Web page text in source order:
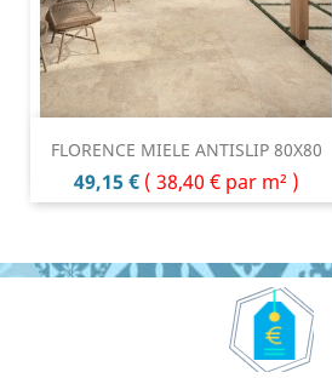
FLORENCE MIELE ANTISLIP 80X80
Prix
49,15 € ( 38,40 € par m² )